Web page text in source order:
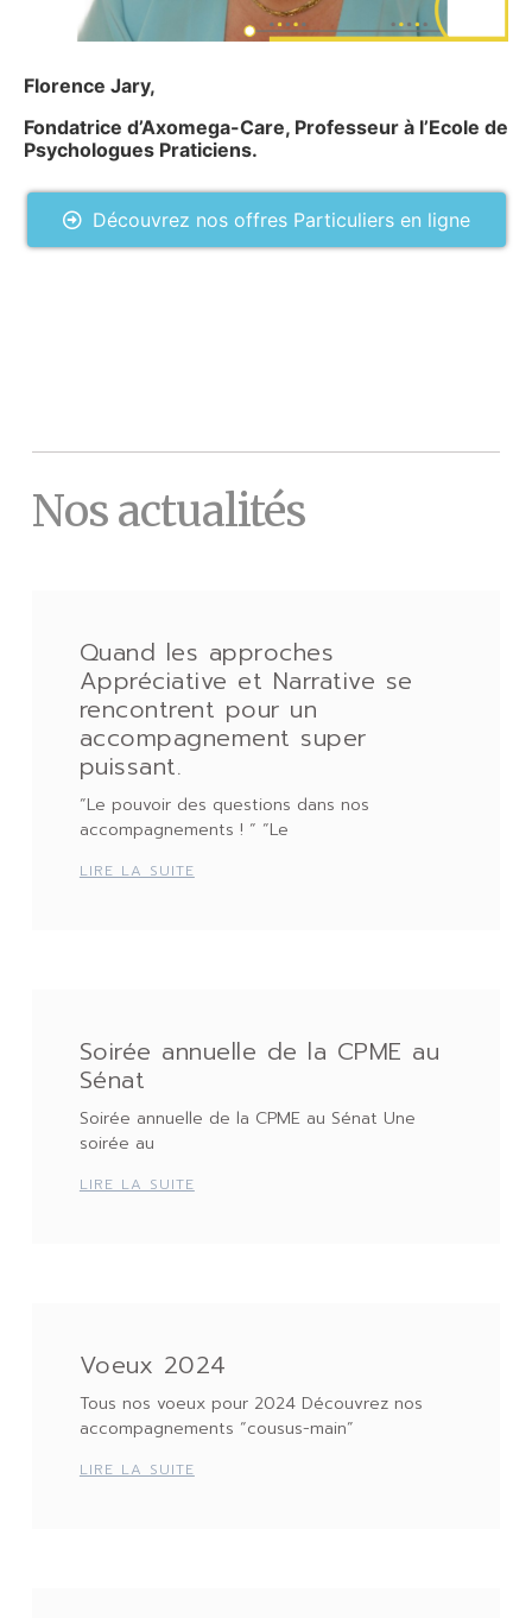
Florence Jary,
Fondatrice d’Axomega-Care, Professeur à l’Ecole de
Psychologues Praticiens.
Découvrez nos offres Particuliers en ligne
Nos actualités
Quand les approches
Appréciative et Narrative se
rencontrent pour un
accompagnement super
puissant.
“Le pouvoir des questions dans nos
accompagnements ! “ “Le
LIRE LA SUITE
Soirée annuelle de la CPME au
Sénat
Soirée annuelle de la CPME au Sénat Une
soirée au
LIRE LA SUITE
Voeux 2024
Tous nos voeux pour 2024 Découvrez nos
accompagnements “cousus-main”
LIRE LA SUITE